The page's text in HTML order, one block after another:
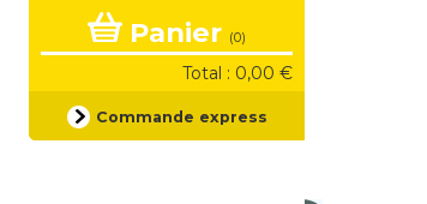
Formulaire
de
Panier (0)
Total : 0,00 €
Commande express